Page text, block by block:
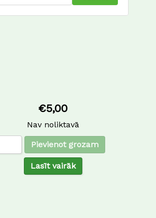
€5,00
Nav noliktavā
Pievienot grozam
Lasīt vairāk